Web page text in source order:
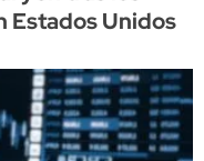
Estados Unidos